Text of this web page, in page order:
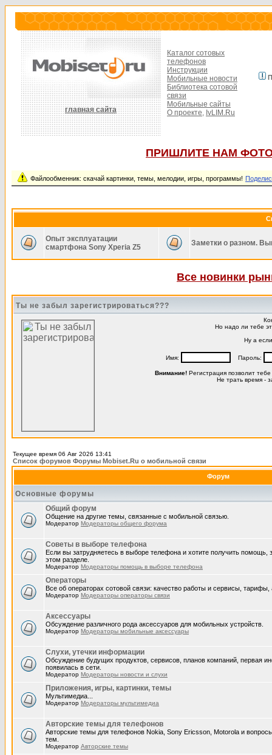
главная сайта
Каталог сотовых
телефонов
Инструкции
Мобильные новости
Библиотека сотовой
связи
Мобильные сайты
О проекте, IvLIM.Ru
ПРИШЛИТЕ НАМ
Файлообменник: скачай картинки, темы, мелодии, игры, программы!
Опыт эксплуатации
смартфона Sony Xperia Z5
Заметки о разном.
Все новинки
Ты не забыл зарегистрироваться???
Но надо ли тебе
Ну а
Имя: Пароль:
Внимание!Регистрация позволит
Не трать время -
Текущее время 06 Авг 2026 13:41
Список форумов Форумы Mobiset.Ru о мобильной связи
Форум
Основные форумы
Общий форум
Общение на другие темы, связанные с мобильной связью.
Модератор Модераторы общего форума
Советы в выборе телефона
Если вы затрудняетесь в выборе телефона и хотите получить помощь,
этом разделе.
Модератор Модераторы помощь в выборе телефона
Операторы
Все об операторах сотовой связи: качество работы и сервисы, тарифы,
Модератор Модераторы операторы связи
Аксессуары
Обсуждение различного рода аксессуаров для мобильных устройств.
Модератор Модераторы мобильные аксессуары
Слухи, утечки информации
Обсуждение будущих продуктов, сервисов, планов компаний, первая
появилась в сети.
Модератор Модераторы новости и слухи
Приложения, игры, картинки, темы
Мультимедиа...
Модератор Модераторы мультимедиа
Авторские темы для телефонов
Авторские темы для телефонов Nokia, Sony Ericsson, Motorola и
тем.
Модератор Авторские темы